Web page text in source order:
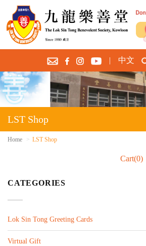
| 中文
LST Shop
Home LST Shop
Cart(0)
CATEGORIES
Lok Sin Tong Greeting Cards
Virtual Gift